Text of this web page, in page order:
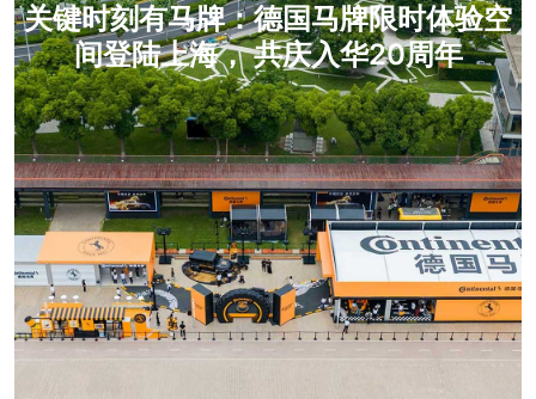
关键时刻有马牌：德国马牌限时体验空
间登陆上海， 共庆入华20周年